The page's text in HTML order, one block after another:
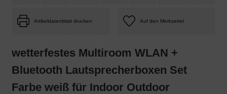
Artikeldatenblatt drucken
wetterfestes Multiroom WLAN +
Bluetooth Lautsprecherboxen Set
Farbe weiß für Indoor Outdoor